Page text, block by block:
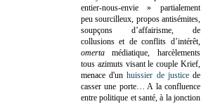
entier-nous-envie » partialement
peu sourcilleux, propos antisémites,
soupçons d’affairisme, de
collusions et de conflits d’intérêt,
omertamédiatique, harcèlements
tous azimuts visant le couple Krief,
menace d'unhuissier de justicede
casser une porte… A la confluence
entre politique et santé, à la jonction